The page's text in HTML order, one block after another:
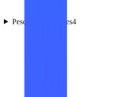
Peso y dimensiones4